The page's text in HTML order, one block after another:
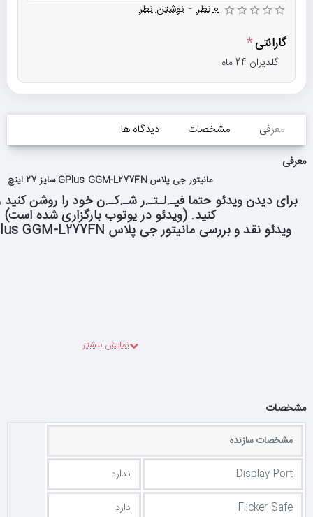
0 نظر - نوشتن نظر
گارانتی
گلدیران 24 ماه
معرفی مشخصات
دیدگاه ها
معرفی
مانیتور جی پلاس GPlus GGM-L277FN سایز 27 اینچ
برای دیدن ویدئو حتما فیـ.لـتـ.ر شـ.کـ.ن خود را روشن کنید
کنید. (ویدئو در یوتوب بارگزاری شده است)
ویدئو نقد و بررسی مانیتور جی پلاس Monitor GPlus GGM-L277FN
برای دیدن ویدئو حتما فیـ.لـتـ.ر شـ.کـ.ن خود را روشن کنید
کنید. (ویدئو در یوتوب بارگزاری شده است)
مشخصات
مشخصات سازنده
Display Port
ندارد
Flicker Safe
دارد